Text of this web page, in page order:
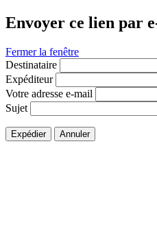
Envoyer ce lien par
Fermer la fenêtre
Destinataire
Expéditeur
Votre adresse e-mail
Sujet
Expédier Annuler